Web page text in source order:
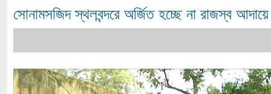
সোনামসজিদ স্থলবন্দরে অর্জিত হচ্ছে না রাজস্ব আদায়ে